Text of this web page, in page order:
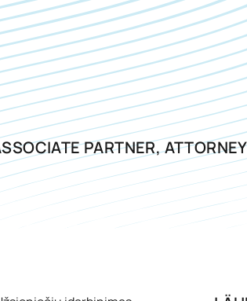
PARTNER,